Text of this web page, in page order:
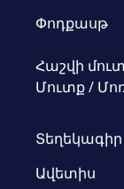
Փոդքասթ
Հաշվի
Մուտք /
Տեղեկագիր
Ավետիս